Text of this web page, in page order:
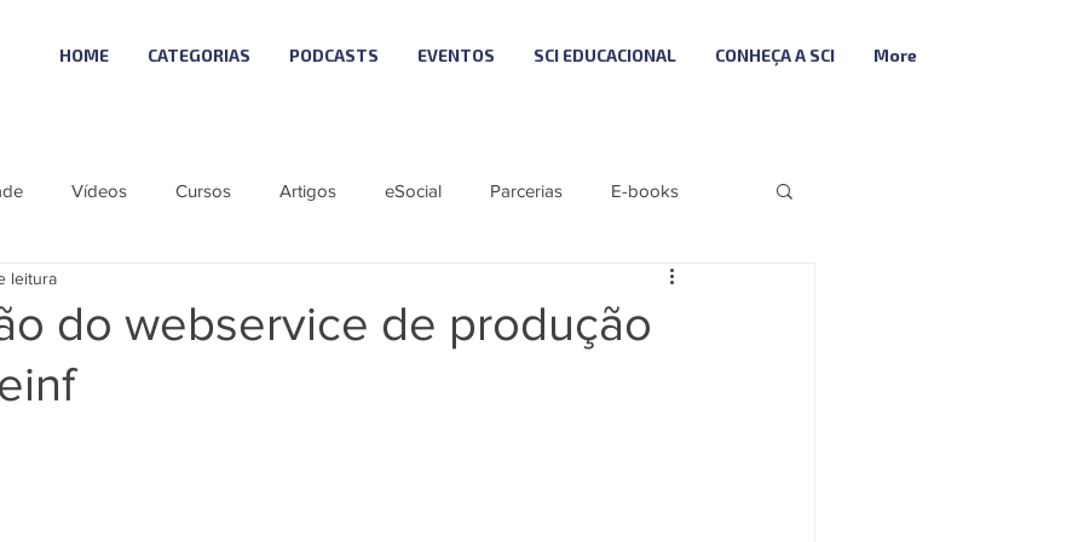
HOME CATEGORIAS PODCASTS EVENTOS SCI EDUCACIONAL CONHEÇA A SCI More
Vídeos Cursos Artigos eSocial Parcerias E-books
Fiscal
eSocial_Cleide
do webservice de produção
leitura